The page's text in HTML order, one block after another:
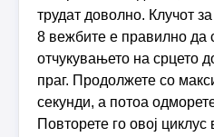
трудат доволно. Клучот
8 вежбите е правилно да
отчукувањето на срцето
праг. Продолжете со
секунди, а потоа
Повторете го овој